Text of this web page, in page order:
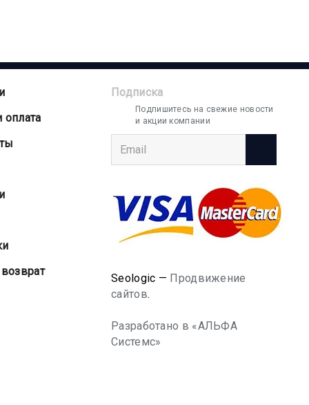
Подписка
Подпишитесь на свежие новости
и акции компании
Seologic — Продвижение
сайтов.
Разработано в «АЛЬФА
Системс»
оплата